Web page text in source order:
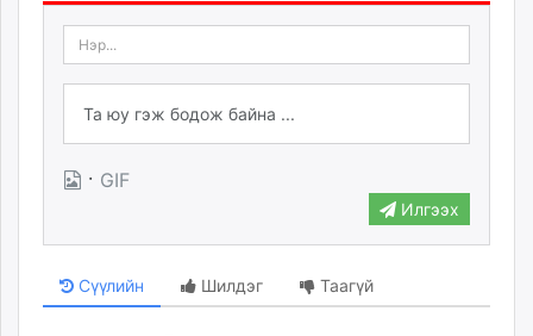
· GIF
Илгээх
Сүүлийн Шилдэг Таагүй